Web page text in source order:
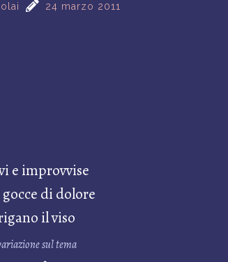
24 marzo 2011
e improvvise
di dolore
il viso
sul tema